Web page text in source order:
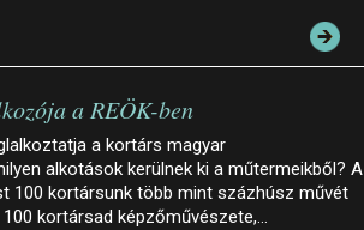
a REÖK-ben
a kortárs magyar
alkotások kerülnek ki a műtermeikből? A
100 kortársunk több mint százhúsz művét
kortársad képzőművészete,…